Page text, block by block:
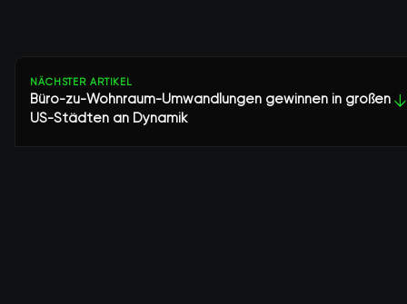
NÄCHSTER ARTIKEL
Büro-zu-Wohnraum-Umwandlungen gewinnen in großen
US-Städten an Dynamik
↓